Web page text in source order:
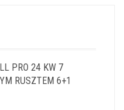
PRO 24 KW 7
RUSZTEM 6+1